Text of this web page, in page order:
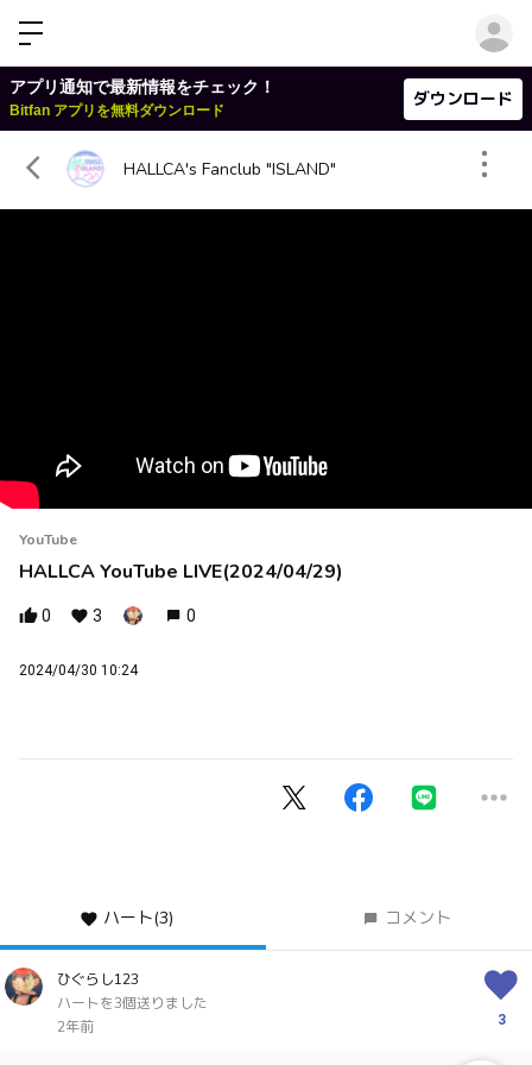
アプリ通知で最新情報をチェック！
Bitfan アプリを無料ダウンロード
ダウンロード
HALLCA's Fanclub "ISLAND"
YouTube
HALLCA YouTube LIVE(2024/04/29)
0 3 0
2024/04/30 10:24
ハート(3) コメント
ひぐらし123
ハートを3個送りました
2年前
3